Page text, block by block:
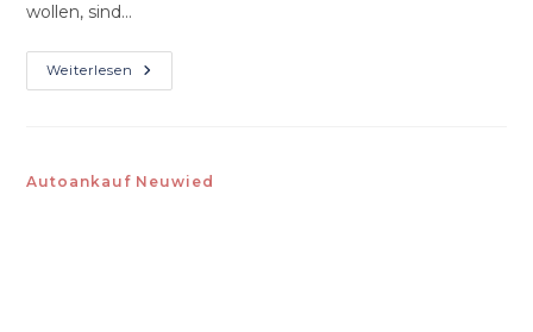
wollen, sind…
Weiterlesen Ratgeber
&
Autoankauf Neuwied